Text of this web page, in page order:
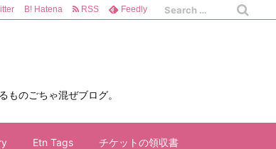
のごちゃ混ぜブログ。
Etn Tags チケットの領収書
B! Hatena RSS Feedly